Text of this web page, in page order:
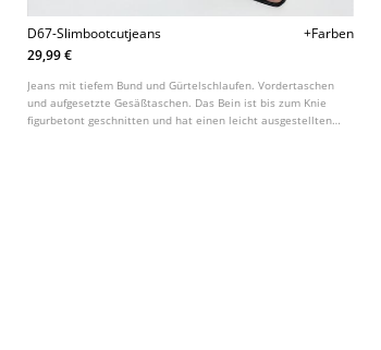
D67-Slimbootcutjeans
+Farben
29,99 €
Jeans mit tiefem Bund und Gürtelschlaufen. Vordertaschen
und aufgesetzte Gesäßtaschen. Das Bein ist bis zum Knie
figurbetont geschnitten und hat einen leicht ausgestellten